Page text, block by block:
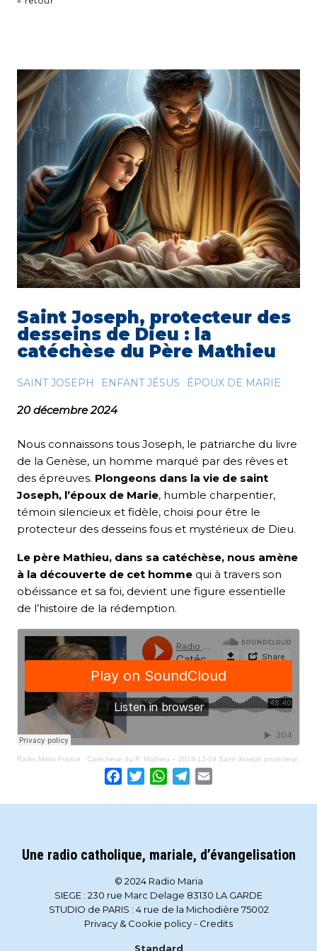
Saint Joseph, protecteur des
desseins de Dieu : la
catéchèse du Père Mathieu
SAINT JOSEPH ENFANT JÉSUS ÉPOUX DE MARIE
20 décembre 2024
Nous connaissons tous Joseph, le patriarche du livre
de la Genèse, un homme marqué par des rêves et
des épreuves. Plongeons dans la vie de saint
Joseph, l’époux de Marie, humble charpentier,
témoin silencieux et fidèle, choisi pour être le
protecteur des desseins fous et mystérieux de Dieu.
Le père Mathieu, dans sa catéchèse, nous amène
à la découverte de cet homme qui à travers son
obéissance et sa foi, devient une figure essentielle
de l’histoire de la rédemption.
Radio Maria France · Catéchèse du P. Mathieu – 2024-12-19 Saint Joseph protecteur
Facebook
TwitterWhatsApp
Telegram
Une radio catholique, mariale, d’évangelisation
© 2024 Radio Maria
SIEGE : 230 rue Marc Delage 83130 LA GARDE
STUDIO de PARIS : 4 rue de la Michodière 75002
Privacy & Cookie policy- Credits
Standard